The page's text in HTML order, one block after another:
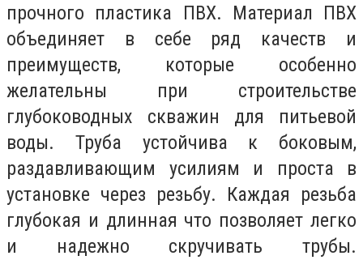
прочного пластика ПВХ. Материал ПВХ
объединяет в себе ряд качеств и
преимуществ, которые особенно
желательны при строительстве
глубоководных скважин для питьевой
воды. Труба устойчива к боковым,
раздавливающим усилиям и проста в
установке через резьбу. Каждая резьба
глубокая и длинная что позволяет легко
и надежно скручивать трубы.